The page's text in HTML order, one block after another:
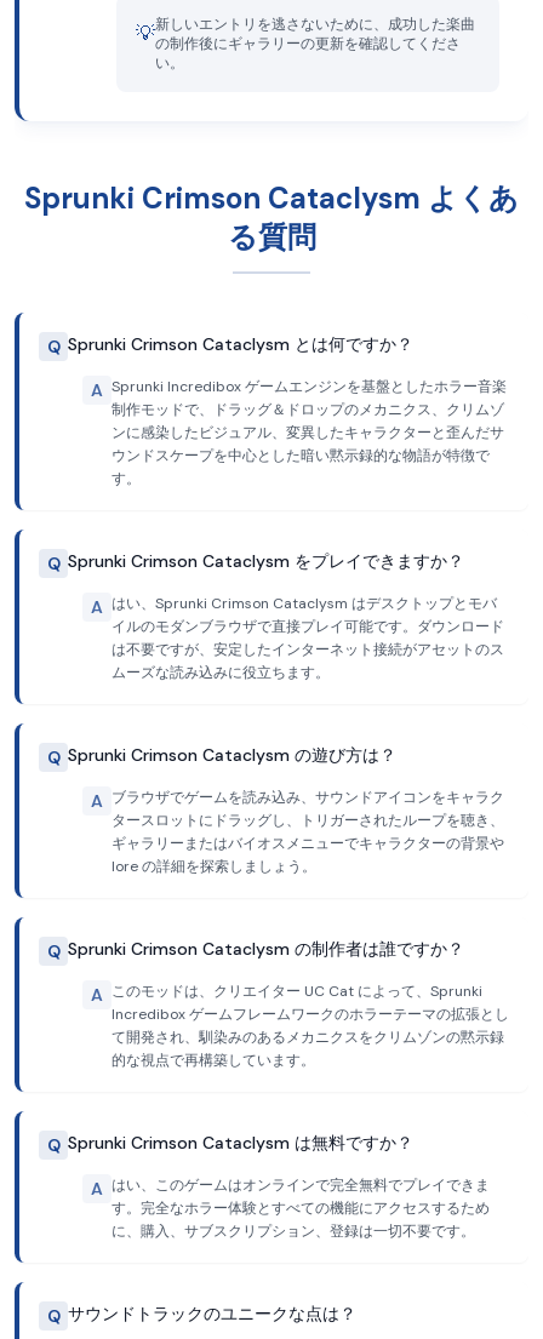
💡新しいエントリを逃さないために、成功した楽曲
の制作後にギャラリーの更新を確認してくださ
い。
Sprunki Crimson Cataclysm よくあ
る質問
Q Sprunki Crimson Cataclysm とは何ですか？
A Sprunki Incredibox ゲームエンジンを基盤としたホラー音楽
制作モッドで、ドラッグ＆ドロップのメカニクス、クリムゾ
ンに感染したビジュアル、変異したキャラクターと歪んだサ
ウンドスケープを中心とした暗い黙示録的な物語が特徴で
す。
Q Sprunki Crimson Cataclysm をプレイできますか？
A はい、Sprunki Crimson Cataclysm はデスクトップとモバ
イルのモダンブラウザで直接プレイ可能です。ダウンロード
は不要ですが、安定したインターネット接続がアセットのス
ムーズな読み込みに役立ちます。
Q Sprunki Crimson Cataclysm の遊び方は？
A ブラウザでゲームを読み込み、サウンドアイコンをキャラク
タースロットにドラッグし、トリガーされたループを聴き、
ギャラリーまたはバイオスメニューでキャラクターの背景や
lore の詳細を探索しましょう。
Q Sprunki Crimson Cataclysm の制作者は誰ですか？
A このモッドは、クリエイター UC Cat によって、Sprunki
Incredibox ゲームフレームワークのホラーテーマの拡張とし
て開発され、馴染みのあるメカニクスをクリムゾンの黙示録
的な視点で再構築しています。
Q Sprunki Crimson Cataclysm は無料ですか？
A はい、このゲームはオンラインで完全無料でプレイできま
す。完全なホラー体験とすべての機能にアクセスするため
に、購入、サブスクリプション、登録は一切不要です。
Q サウンドトラックのユニークな点は？